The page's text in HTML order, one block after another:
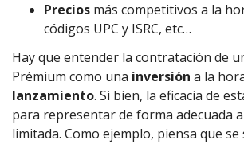
Precios más competitivos a la
códigos UPC y ISRC, etc…
Hay que entender la contratación de
Prémium como una inversión a la
lanzamiento. Si bien, la eficacia de
para representar de forma adecuada
limitada. Como ejemplo, piensa que